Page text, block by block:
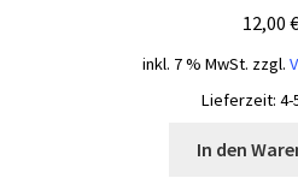
12,00 €
inkl. 7 % MwSt. zzgl.
Lieferzeit: 4-
In den